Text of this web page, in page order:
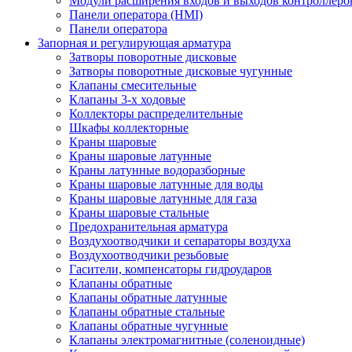
Панели оператора (HMI)
Панели оператора
Запорная и регулирующая арматура
Затворы поворотные дисковые
Затворы поворотные дисковые чугунные
Клапаны смесительные
Клапаны 3-х ходовые
Коллекторы распределительные
Шкафы коллекторные
Краны шаровые
Краны шаровые латунные
Краны латунные водоразборные
Краны шаровые латунные для воды
Краны шаровые латунные для газа
Краны шаровые стальные
Предохранительная арматура
Воздухоотводчики и сепараторы воздуха
Воздухоотводчики резьбовые
Гасители, компенсаторы гидроударов
Клапаны обратные
Клапаны обратные латунные
Клапаны обратные стальные
Клапаны обратные чугунные
Клапаны электромагнитные (соленоидные)